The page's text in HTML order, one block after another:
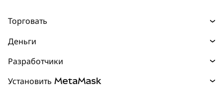
Торговать
Прогнозы
Перпы НОВИНКА
Деньги
mUSD
Разработчики
Установить MetaMask